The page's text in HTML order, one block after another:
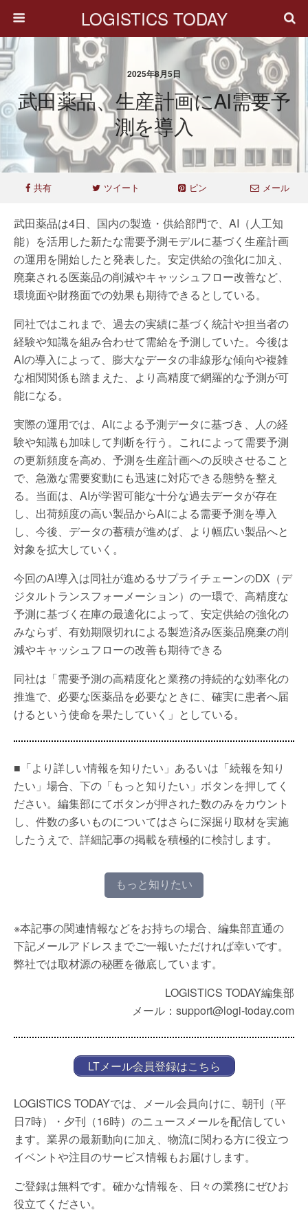
LOGISTICS TODAY
2025年8月5日
武田薬品、生産計画にAI需要予
測を導入
共有 ツイート ピン メール
武田薬品は4日、国内の製造・供給部門で、AI（人工知
能）を活用した新たな需要予測モデルに基づく生産計画
の運用を開始したと発表した。安定供給の強化に加え、
廃棄される医薬品の削減やキャッシュフロー改善など、
環境面や財務面での効果も期待できるとしている。
同社ではこれまで、過去の実績に基づく統計や担当者の
経験や知識を組み合わせて需給を予測していた。今後は
AIの導入によって、膨大なデータの非線形な傾向や複雑
な相関関係も踏まえた、より高精度で網羅的な予測が可
能になる。
実際の運用では、AIによる予測データに基づき、人の経
験や知識も加味して判断を行う。これによって需要予測
の更新頻度を高め、予測を生産計画への反映させること
で、急激な需要変動にも迅速に対応できる態勢を整え
る。当面は、AIが学習可能な十分な過去データが存在
し、出荷頻度の高い製品からAIによる需要予測を導入
し、今後、データの蓄積が進めば、より幅広い製品へと
対象を拡大していく。
今回のAI導入は同社が進めるサプライチェーンのDX（デ
ジタルトランスフォーメーション）の一環で、高精度な
予測に基づく在庫の最適化によって、安定供給の強化の
みならず、有効期限切れによる製造済み医薬品廃棄の削
減やキャッシュフローの改善も期待できる
同社は「需要予測の高精度化と業務の持続的な効率化の
推進で、必要な医薬品を必要なときに、確実に患者へ届
けるという使命を果たしていく」としている。
■「より詳しい情報を知りたい」あるいは「続報を知り
たい」場合、下の「もっと知りたい」ボタンを押してく
ださい。編集部にてボタンが押された数のみをカウント
し、件数の多いものについてはさらに深掘り取材を実施
したうえで、詳細記事の掲載を積極的に検討します。
もっと知りたい
※本記事の関連情報などをお持ちの場合、編集部直通の
下記メールアドレスまでご一報いただければ幸いです。
弊社では取材源の秘匿を徹底しています。
LOGISTICS TODAY編集部
メール：support@logi-today.com
LTメール会員登録はこちら
LOGISTICS TODAYでは、メール会員向けに、朝刊（平
日7時）・夕刊（16時）のニュースメールを配信してい
ます。業界の最新動向に加え、物流に関わる方に役立つ
イベントや注目のサービス情報もお届けします。
ご登録は無料です。確かな情報を、日々の業務にぜひお
役立てください。